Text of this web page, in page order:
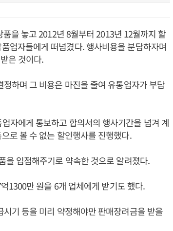
을 놓고 2012년 8월부터 2013년 12월까지 할
업자들에게 떠넘겼다. 행사비용을 분담하자며
은 것이다.
하며 그 비용은 마진을 줄여 유통업자가 부담
자에게 통보하고 합의서의 행사기간을 넘겨 계
로 볼 수 없는 할인행사를 진행했다.
을 입점해주기로 약속한 것으로 알려졌다.
1300만 원을 6개 업체에게 받기도 했다.
기 등을 미리 약정해야만 판매장려금을 받을